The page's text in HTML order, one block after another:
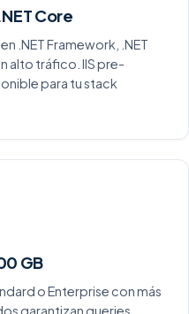
Core
.NET Framework, .NET
alto tráfico. IIS pre-
para tu stack
GB
o Enterprise con más
garantizan queries